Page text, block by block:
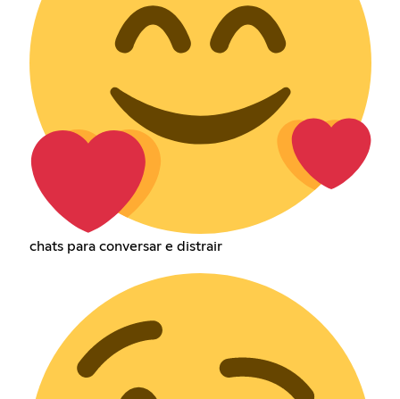
chats para conversar e distrair